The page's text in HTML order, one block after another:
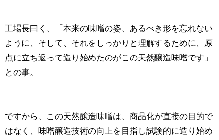
工場長曰く、「本来の味噌の姿、あるべき形を忘れない
ように、そして、それをしっかりと理解するために、原
点に立ち返って造り始めたのがこの天然醸造味噌です」
との事。
ですから、この天然醸造味噌は、商品化が直接の目的で
はなく、味噌醸造技術の向上を目指し試験的に造り始め